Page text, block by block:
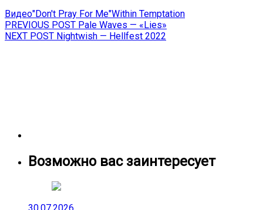
Видео"Don't Pray For Me"Within Temptation
Навигация
по
PREVIOUS POST Previous
post:
Pale Waves — «Lies»
NEXT POST Next
Nightwish — Hellfest 2022
Возможно вас заинтересует